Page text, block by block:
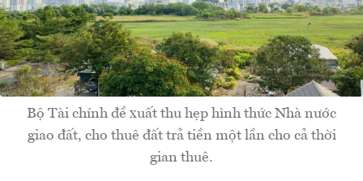
Bộ Tài chính đề xuất thu hẹp hình thức Nhà nước
giao đất, cho thuê đất trả tiền một lần cho cả thời
gian thuê.